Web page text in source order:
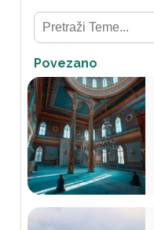
Povezano